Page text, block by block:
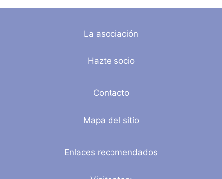
La asociación
Hazte socio
Contacto
Mapa del sitio
Enlaces recomendados